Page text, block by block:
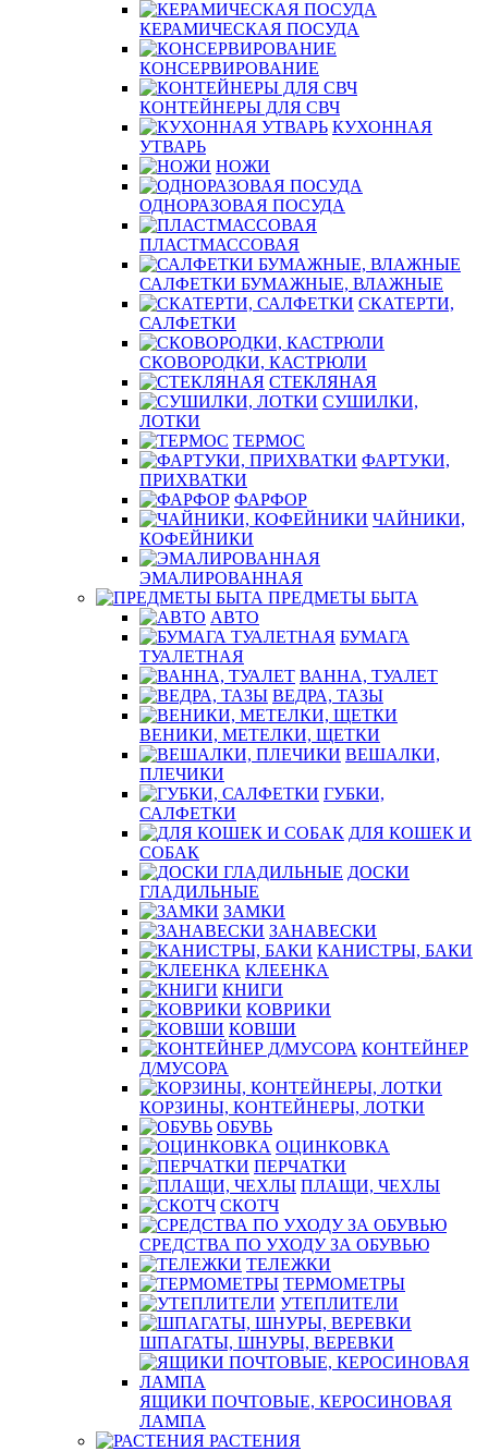
КЕРАМИЧЕСКАЯ ПОСУДА
КОНСЕРВИРОВАНИЕ
КОНТЕЙНЕРЫ ДЛЯ СВЧ
КУХОННАЯ
УТВАРЬ
НОЖИ
ОДНОРАЗОВАЯ ПОСУДА
ПЛАСТМАССОВАЯ
САЛФЕТКИ БУМАЖНЫЕ, ВЛАЖНЫЕ
СКАТЕРТИ,
САЛФЕТКИ
СКОВОРОДКИ, КАСТРЮЛИ
СТЕКЛЯНАЯ
СУШИЛКИ,
ЛОТКИ
ТЕРМОС
ФАРТУКИ,
ПРИХВАТКИ
ФАРФОР
ЧАЙНИКИ,
КОФЕЙНИКИ
ЭМАЛИРОВАННАЯ
ПРЕДМЕТЫ БЫТА
АВТО
БУМАГА
ТУАЛЕТНАЯ
ВАННА, ТУАЛЕТ
ВЕДРА, ТАЗЫ
ВЕНИКИ, МЕТЕЛКИ, ЩЕТКИ
ВЕШАЛКИ,
ПЛЕЧИКИ
ГУБКИ,
САЛФЕТКИ
ДЛЯ КОШЕК И
СОБАК
ДОСКИ
ГЛАДИЛЬНЫЕ
ЗАМКИ
ЗАНАВЕСКИ
КАНИСТРЫ, БАКИ
КЛЕЕНКА
КНИГИ
КОВРИКИ
КОВШИ
КОНТЕЙНЕР
Д/МУСОРА
КОРЗИНЫ, КОНТЕЙНЕРЫ, ЛОТКИ
ОБУВЬ
ОЦИНКОВКА
ПЕРЧАТКИ
ПЛАЩИ, ЧЕХЛЫ
СКОТЧ
СРЕДСТВА ПО УХОДУ ЗА ОБУВЬЮ
ТЕЛЕЖКИ
ТЕРМОМЕТРЫ
УТЕПЛИТЕЛИ
ШПАГАТЫ, ШНУРЫ, ВЕРЕВКИ
ЯЩИКИ ПОЧТОВЫЕ, КЕРОСИНОВАЯ
ЛАМПА
РАСТЕНИЯ